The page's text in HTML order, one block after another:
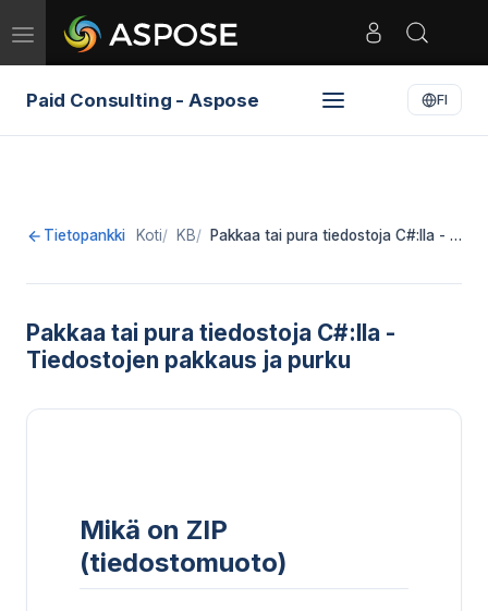
Toggle
navigation
Paid Consulting - Aspose FI
Tietopankki Koti KB Pakkaa tai pura tiedostoja C#:lla - …
Pakkaa tai pura tiedostoja C#:lla -
Tiedostojen pakkaus ja purku
Mikä on ZIP
(tiedostomuoto)